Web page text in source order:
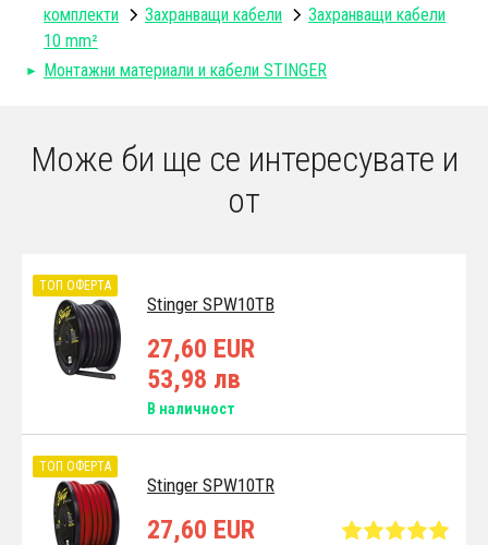
комплекти Захранващи кабели
Захранващи кабели
10 mm²
Монтажни материали и кабели STINGER
Може би ще се интересувате и
от
Stinger SPW10TB
ТОП ОФЕРТА
27,60 EUR
53,98 лв
В наличност
Stinger SPW10TR
ТОП ОФЕРТА
27,60 EUR